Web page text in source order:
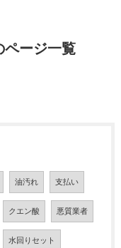
ページ一覧
油汚れ 支払い
クエン酸 悪質業者
水回りセット